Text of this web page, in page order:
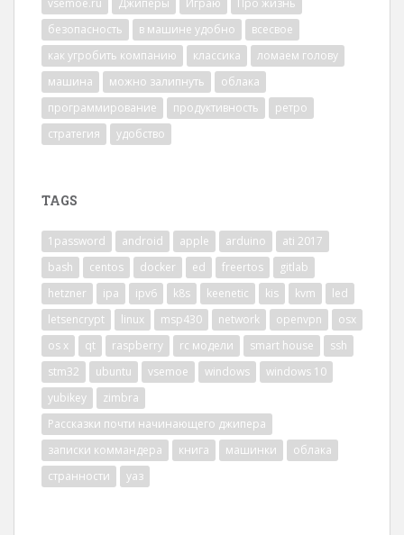
vsemoe.ru
Джиперы Играю
Про жизнь
безопасность
в машине удобно
всесвое
как угробить компанию
классика
ломаем голову
машина
можно залипнуть
облака
программирование
продуктивность
ретро
стратегия
удобство
TAGS
1password android apple arduino
ati 2017
bash
centos docker ed freertos
gitlab
hetzner
ipa ipv6 k8s keenetic kis kvm
led
letsencrypt
linux msp430 network openvpn
osx
os x
qt raspberry rc модели smart house
ssh
stm32
ubuntu vsemoe windows
windows 10
yubikey
zimbra
Рассказки почти начинающего джипера
записки коммандера
книга машинки
облака
странности
уаз